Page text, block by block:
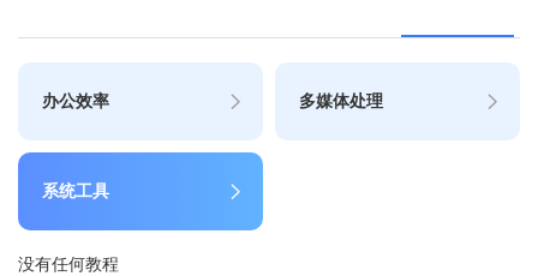
办公效率 多媒体处理
系统工具
没有任何教程